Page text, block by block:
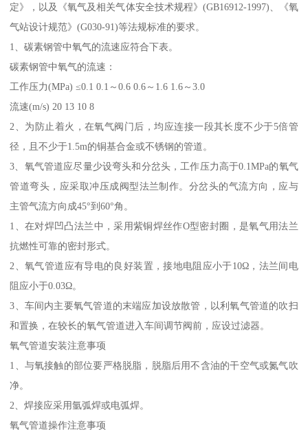
定》，以及《氧气及相关气体安全技术规程》(GB16912-1997)、《氧
气站设计规范》(G030-91)等法规标准的要求。
1、碳素钢管中氧气的流速应符合下表。
碳素钢管中氧气的流速：
工作压力(MPa) ≤0.1 0.1～0.6 0.6～1.6 1.6～3.0
流速(m/s) 20 13 10 8
2、为防止着火，在氧气阀门后，均应连接一段其长度不少于5倍管
径，且不少于1.5m的铜基合金或不锈钢的管道。
3、氧气管道应尽量少设弯头和分岔头，工作压力高于0.1MPa的氧气
管道弯头，应采取冲压成阀型法兰制作。分岔头的气流方向，应与
主管气流方向成45°到60°角。
1、在对焊凹凸法兰中，采用紫铜焊丝作O型密封圈，是氧气用法兰
抗燃性可靠的密封形式。
2、氧气管道应有导电的良好装置，接地电阻应小于10Ω，法兰间电
阻应小于0.03Ω。
3、车间内主要氧气管道的末端应加设放散管，以利氧气管道的吹扫
和置换，在较长的氧气管道进入车间调节阀前，应设过滤器。
氧气管道安装注意事项
1、与氧接触的部位要严格脱脂，脱脂后用不含油的干空气或氮气吹
净。
2、焊接应采用氩弧焊或电弧焊。
氧气管道操作注意事项